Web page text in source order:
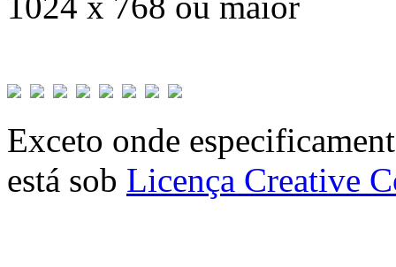
Exceto onde
está sob Licença Creative